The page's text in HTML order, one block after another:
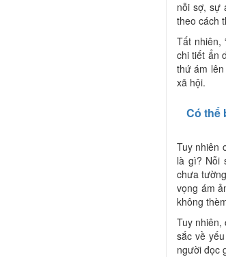
nỗi sợ, sự
theo cách
Tất nhiên,
chi tiết ẩn
thứ ám
xã hội.
Có thể
Tuy nhiên
là gì? Nỗi
chưa
vọng ám
không
Tuy nhiên,
sắc về
người đọc